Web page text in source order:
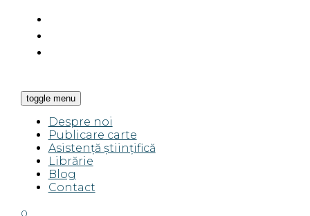
toggle menu
Despre noi
Publicare carte
Asistență științifică
Librărie
Blog
Contact
0